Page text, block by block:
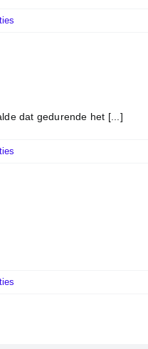
dat gedurende het [...]